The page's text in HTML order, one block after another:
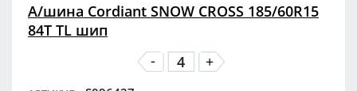
А/шина Cordiant SNOW CROSS 185/60R15
84T TL шип
-
+